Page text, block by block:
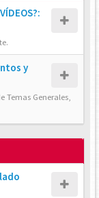
y
Temas Generales,